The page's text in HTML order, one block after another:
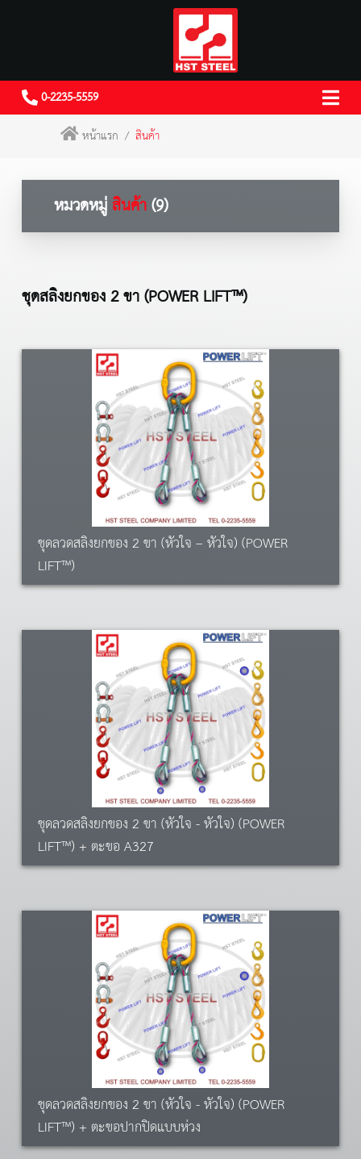
0-2235-5559
หน้าแรก
สินค้า
หมวดหมู่สินค้า(9)
ชุดสลิงยกของ 2 ขา (POWER LIFT™)
ชุดลวดสลิงยกของ 2 ขา (หัวใจ – หัวใจ) (POWER
LIFT™)
ชุดลวดสลิงยกของ 2 ขา (หัวใจ - หัวใจ) (POWER
LIFT™) + ตะขอ A327
ชุดลวดสลิงยกของ 2 ขา (หัวใจ - หัวใจ) (POWER
LIFT™) + ตะขอปากปิดแบบห่วง